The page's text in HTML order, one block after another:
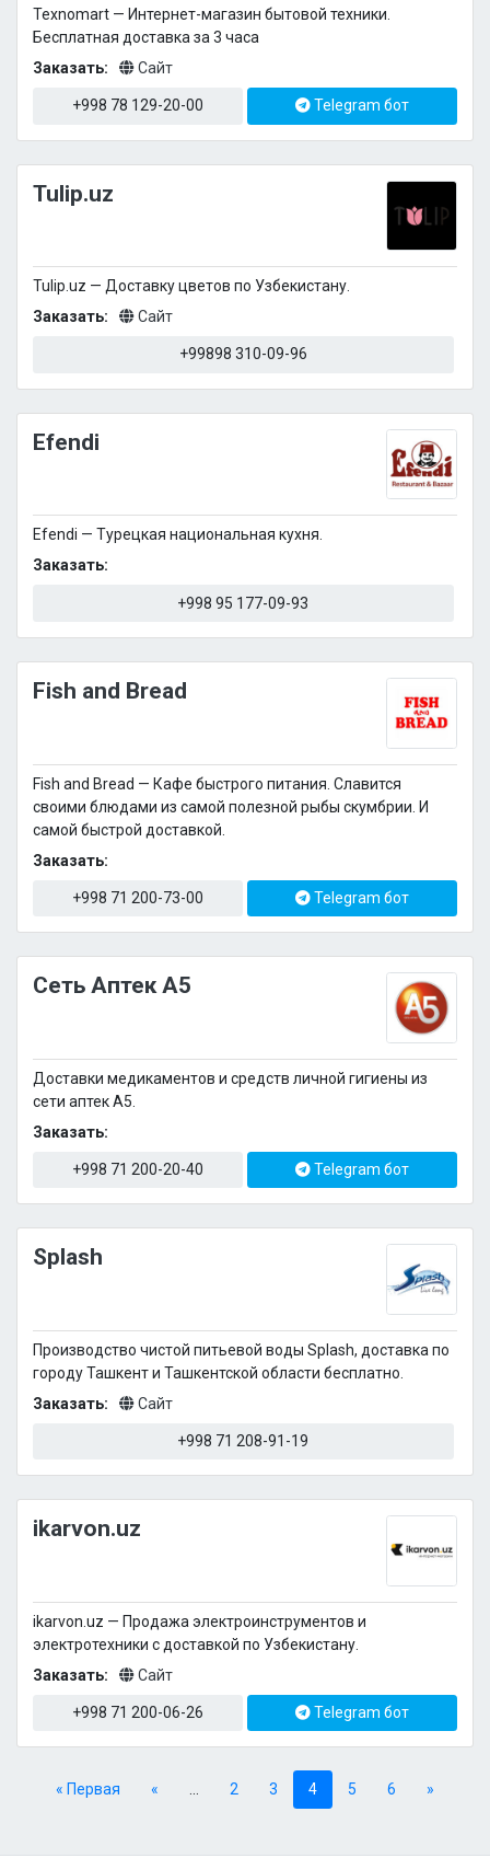
Texnomart — Интернет-магазин бытовой техники.
Бесплатная доставка за 3 часа
Заказать:
Сайт
+998 78 129-20-00 Telegram бот
Tulip.uz
Tulip.uz — Доставку цветов по Узбекистану.
Заказать:
Сайт
+99898 310-09-96
Efendi
Efendi — Турецкая национальная кухня.
Заказать:
+998 95 177-09-93
Fish and Bread
Fish and Bread — Кафе быстрого питания. Славится
своими блюдами из самой полезной рыбы скумбрии. И
самой быстрой доставкой.
Заказать:
+998 71 200-73-00 Telegram бот
Сеть Аптек А5
Доставки медикаментов и средств личной гигиены из
сети аптек А5.
Заказать:
+998 71 200-20-40 Telegram бот
Splash
Производство чистой питьевой воды Splash, доставка по
городу Ташкент и Ташкентской области бесплатно.
Заказать:
Сайт
+998 71 208-91-19
ikarvon.uz
ikarvon.uz — Продажа электроинструментов и
электротехники с доставкой по Узбекистану.
Заказать:
Сайт
+998 71 200-06-26 Telegram бот
« Первая « ... 2 3 4 5 6 »